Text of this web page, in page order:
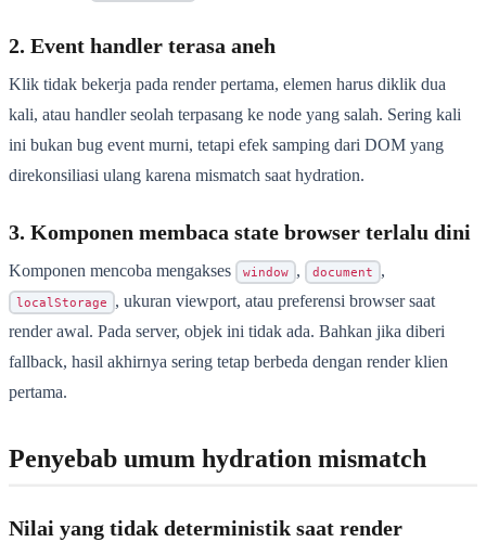
2. Event handler terasa aneh
Klik tidak bekerja pada render pertama, elemen harus diklik dua
kali, atau handler seolah terpasang ke node yang salah. Sering kali
ini bukan bug event murni, tetapi efek samping dari DOM yang
direkonsiliasi ulang karena mismatch saat hydration.
3. Komponen membaca state browser terlalu dini
Komponen mencoba mengakses window , document ,
localStorage
, ukuran viewport, atau preferensi browser saat
render awal. Pada server, objek ini tidak ada. Bahkan jika diberi
fallback, hasil akhirnya sering tetap berbeda dengan render klien
pertama.
Penyebab umum hydration mismatch
Nilai yang tidak deterministik saat render